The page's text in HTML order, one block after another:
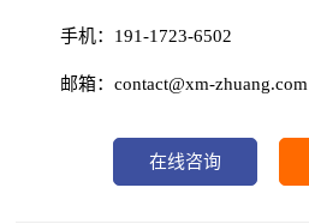
手机：191-1723-6502
邮箱：contact@xm-zhuang.com
在线咨询